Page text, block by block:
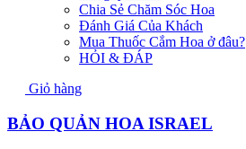
Chia Sẻ Chăm Sóc Hoa
Đánh Giá Của Khách
Mua Thuốc Cắm Hoa ở đâu?
HỎI & ĐÁP
Giỏ hàng
BẢO QUẢN HOA ISRAEL